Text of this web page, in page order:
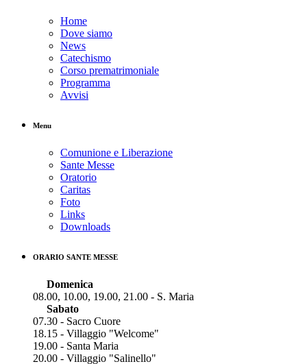
Home
Dove siamo
News
Catechismo
Corso prematrimoniale
Programma
Avvisi
Menu
Comunione e Liberazione
Sante Messe
Oratorio
Caritas
Foto
Links
Downloads
ORARIO SANTE MESSE
Domenica
08.00, 10.00, 19.00, 21.00 - S. Maria
Sabato
07.30 - Sacro Cuore
18.15 - Villaggio "Welcome"
19.00 - Santa Maria
20.00 - Villaggio "Salinello"